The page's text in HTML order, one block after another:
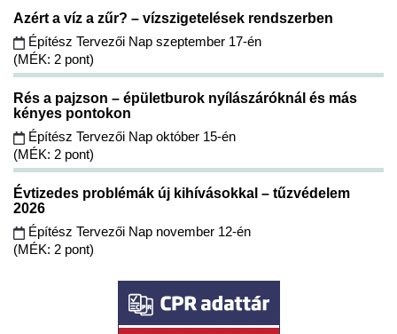
Azért a víz a zűr? – vízszigetelések rendszerben
Építész Tervezői Nap szeptember 17-én
(MÉK: 2 pont)
Rés a pajzson – épületburok nyílászáróknál és más
kényes pontokon
Építész Tervezői Nap október 15-én
(MÉK: 2 pont)
Évtizedes problémák új kihívásokkal – tűzvédelem
2026
Építész Tervezői Nap november 12-én
(MÉK: 2 pont)